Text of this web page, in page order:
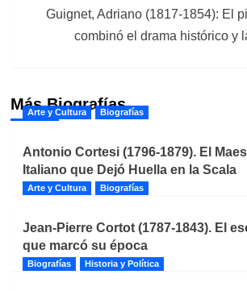
Guignet, Adriano (1817-1854): El
combinó el drama histórico y
Más Biografías
Arte y Cultura Biografías
Antonio Cortesi (1796-1879). El
Italiano que Dejó Huella en la Scala
Arte y Cultura Biografías
Jean-Pierre Cortot (1787-1843). El
que marcó su época
Biografías Historia y Política